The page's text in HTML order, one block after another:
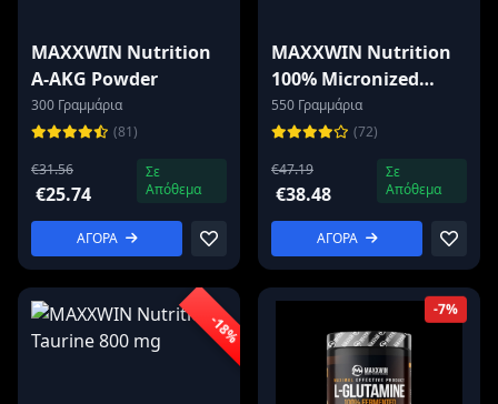
MAXXWIN Nutrition
A-AKG Powder
300 Γραμμάρια
(81)
€31.56
€25.74
Σε
Απόθεμα
ΑΓΟΡΑ
MAXXWIN Nutrition
100% Micronized
Creatine
Monohydrate
550 Γραμμάρια
(72)
€47.19
€38.48
Σε
Απόθεμα
ΑΓΟΡΑ
-18% -7%